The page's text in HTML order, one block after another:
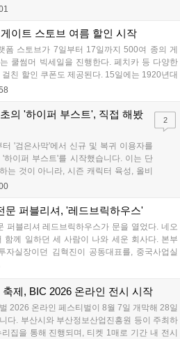
인 보너스로 최대 다이아 3,000개를 지급하며,
일까지 공식 유튜브에서 특별 프로그램을 시청
이트 스토브 여름 할인 시작
폼 스토브가 7일부터 17일까지 500여 종의 게
쿨썸머 빅세일을 진행한다. 페치카 등 다양한
친 할인 쿠폰도 제공된다. 15일에는 1920년대
신문이 출시되며, 15일부터 17일까지는 국내
가능하다....
의 '하이퍼 부스트', 직접 해봤
'검은사막'에서 신규 및 복귀 이용자를
하이퍼 부스트'를 시작했습니다. 이는 단
는 것이 아니라, 시즌 캐릭터 육성, 올비
나라 설화 진행 등 4단계 과정을 통해
동(V) 투발라 장비와 검은별 무기, 카라
2
문 퍼블리셔, '레드브릭하우스'
퍼블리셔 레드브릭하우스가 문을 열었다. 네오
함께 일하던 세 사람이 나와 세운 회사다. 본부
자실장이던 김혁진이 공동대표를, 중국사업실
맡았다. 출범 한 달여 만에 위메이드맥스의 전
제, BIC 2026 온라인 전시 시작
2026 온라인 페스티벌이 8월 7일 개막해 28일
다. 부산시와 부산정보산업진흥원 등이 주최하
집을 통해 진행되며, 티켓 1매로 기간 내 전시